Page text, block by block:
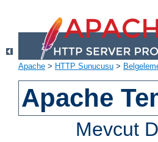
Apache > HTTP Sunucusu >
Apache
Mevcut